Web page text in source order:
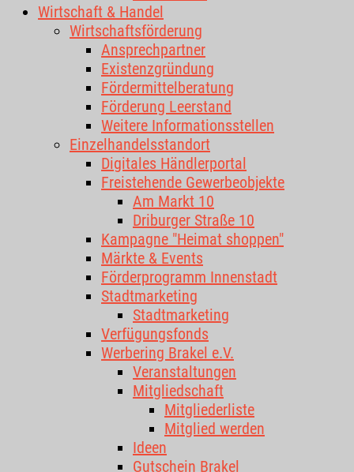
Wirtschaft & Handel
Wirtschaftsförderung
Ansprechpartner
Existenzgründung
Fördermittelberatung
Förderung Leerstand
Weitere Informationsstellen
Einzelhandelsstandort
Digitales Händlerportal
Freistehende Gewerbeobjekte
Am Markt 10
Driburger Straße 10
Kampagne "Heimat shoppen"
Märkte & Events
Förderprogramm Innenstadt
Stadtmarketing
Stadtmarketing
Verfügungsfonds
Werbering Brakel e.V.
Veranstaltungen
Mitgliedschaft
Mitgliederliste
Mitglied werden
Ideen
Gutschein Brakel